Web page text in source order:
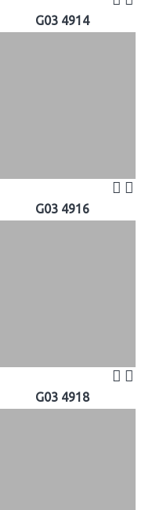
G03 4914
G03 4916
G03 4918